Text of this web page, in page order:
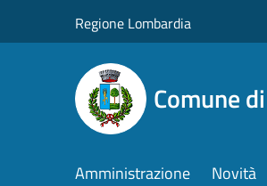
Regione Lombardia
Comune
Amministrazione Novità